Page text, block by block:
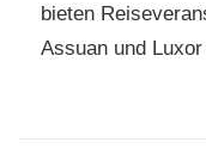
bieten
Assuan und Luxor